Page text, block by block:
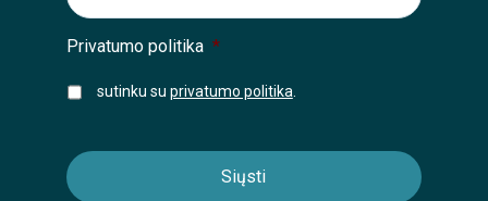
Privatumo politika *
sutinku su privatumo politika